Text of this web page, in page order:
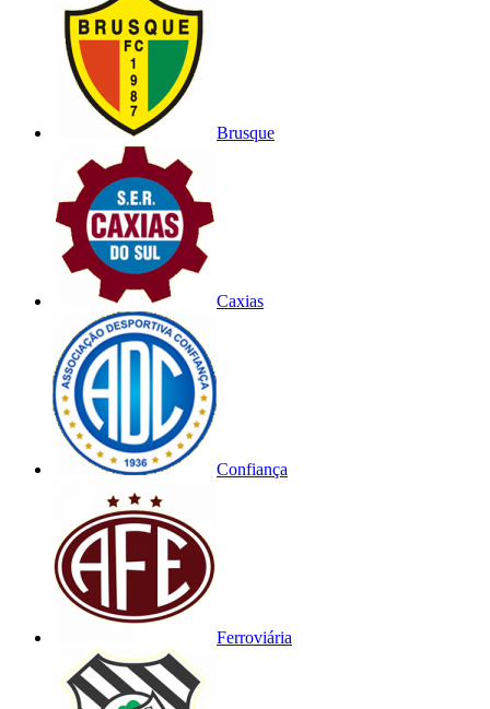
Brusque
Caxias
Confiança
Ferroviária